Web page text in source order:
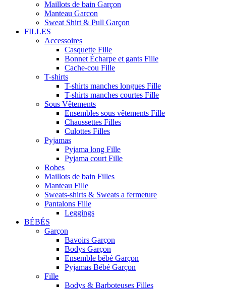
Maillots de bain Garçon
Manteau Garcon
Sweat Shirt & Pull Garçon
FILLES
Accessoires
Casquette Fille
Bonnet Écharpe et gants Fille
Cache-cou Fille
T-shirts
T-shirts manches longues Fille
T-shirts manches courtes Fille
Sous Vêtements
Ensembles sous vêtements Fille
Chaussettes Filles
Culottes Filles
Pyjamas
Pyjama long Fille
Pyjama court Fille
Robes
Maillots de bain Filles
Manteau Fille
Sweats-shirts & Sweats a fermeture
Pantalons Fille
Leggings
BÉBÉS
Garçon
Bavoirs Garçon
Bodys Garçon
Ensemble bébé Garçon
Pyjamas Bébé Garçon
Fille
Bodys & Barboteuses Filles